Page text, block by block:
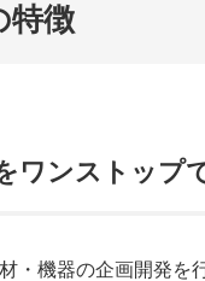
特徴
ワンストップ
・機器の企画開発を